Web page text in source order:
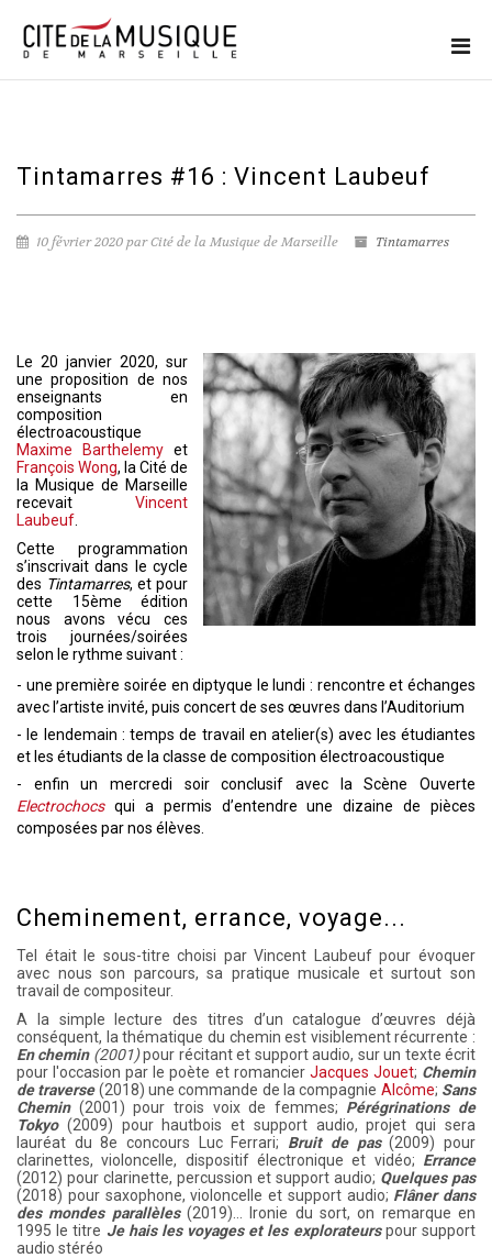
Tintamarres #16 : Vincent Laubeuf
10 février 2020 par Cité de la Musique de Marseille Tintamarres
Le 20 janvier 2020, sur
une proposition de nos
enseignants en
composition
électroacoustique
Maxime Barthelemy et
François Wong, la Cité de
la Musique de Marseille
recevait Vincent
Laubeuf
Cette programmation
s’inscrivait dans le cycle
des Tintamarres, et pour
cette 15ème édition
nous avons vécu ces
trois journées/soirées
selon le rythme suivant :
- une première soirée en diptyque le lundi : rencontre et échanges
avec l’artiste invité, puis concert de ses œuvres dans l’Auditorium
- le lendemain : temps de travail en atelier(s) avec les étudiantes
et les étudiants de la classe de composition électroacoustique
- enfin un mercredi soir conclusif avec la Scène Ouverte
Electrochocsqui a permis d’entendre une dizaine de pièces
composées par nos élèves.
Cheminement, errance, voyage...
Tel était le sous-titre choisi par Vincent Laubeuf pour évoquer
avec nous son parcours, sa pratique musicale et surtout son
travail de compositeur.
A la simple lecture des titres d’un catalogue d’œuvres déjà
conséquent, la thématique du chemin est visiblement récurrente :
En chemin(2001)pour récitant et support audio, sur un texte écrit
pour l'occasion par le poète et romancier Jacques Jouet; Chemin
de traverse(2018) une commande de la compagnie Alcôme; Sans
Chemin(2001) pour trois voix de femmes; Pérégrinations de
Tokyo(2009) pour hautbois et support audio, projet qui sera
lauréat du 8e concours Luc Ferrari; Bruit de pas(2009) pour
clarinettes, violoncelle, dispositif électronique et vidéo; Errance
(2012) pour clarinette, percussion et support audio; Quelques pas
(2018) pour saxophone, violoncelle et support audio; Flâner dans
des mondes parallèles(2019)... Ironie du sort, on remarque en
1995 le titre Je hais les voyages et les explorateurspour support
audio stéréo